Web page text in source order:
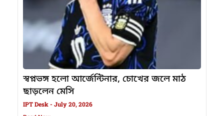
স্বপ্নভঙ্গ হলো আর্জেন্টিনার, চোখের জলে মাঠ
ছাড়লেন মেসি
IPT Desk July 20, 2026